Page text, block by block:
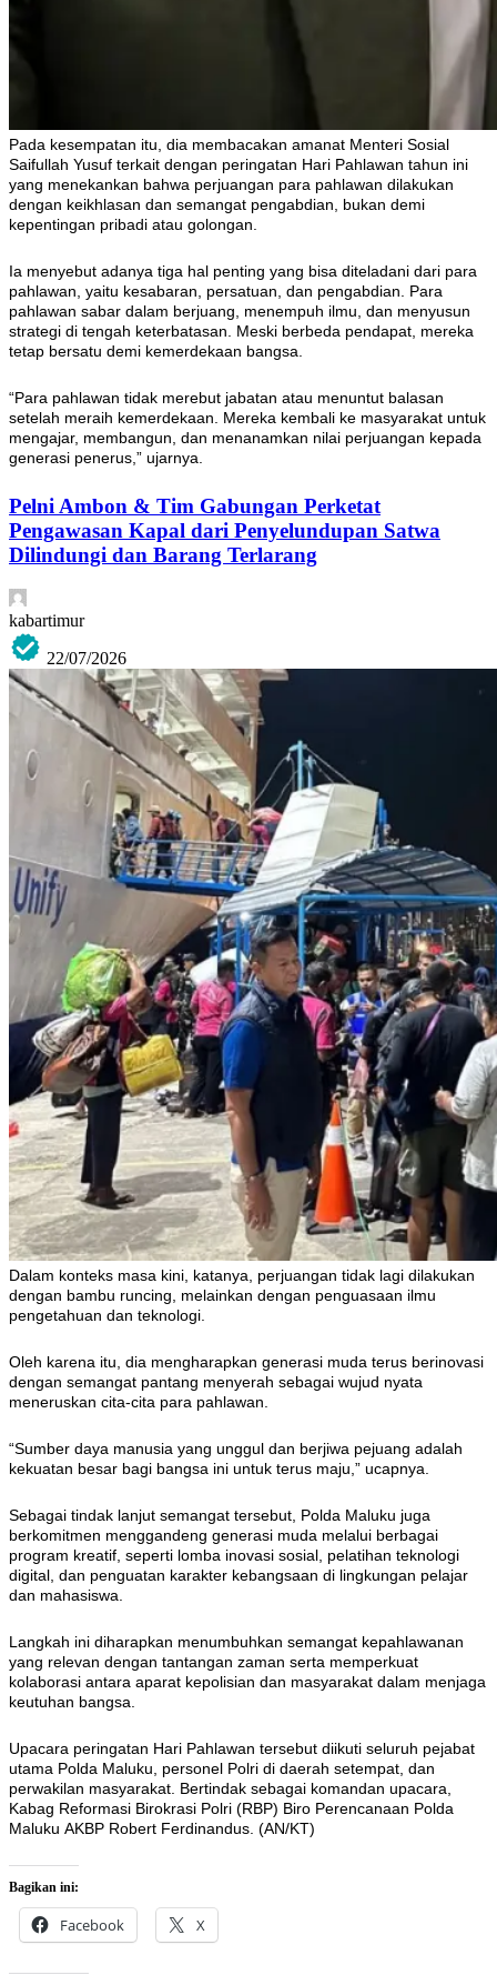
Pada kesempatan itu, dia membacakan amanat Menteri Sosial
Saifullah Yusuf terkait dengan peringatan Hari Pahlawan tahun ini
yang menekankan bahwa perjuangan para pahlawan dilakukan
dengan keikhlasan dan semangat pengabdian, bukan demi
kepentingan pribadi atau golongan.
Ia menyebut adanya tiga hal penting yang bisa diteladani dari para
pahlawan, yaitu kesabaran, persatuan, dan pengabdian. Para
pahlawan sabar dalam berjuang, menempuh ilmu, dan menyusun
strategi di tengah keterbatasan. Meski berbeda pendapat, mereka
tetap bersatu demi kemerdekaan bangsa.
“Para pahlawan tidak merebut jabatan atau menuntut balasan
setelah meraih kemerdekaan. Mereka kembali ke masyarakat untuk
mengajar, membangun, dan menanamkan nilai perjuangan kepada
generasi penerus,” ujarnya.
Pelni Ambon & Tim Gabungan Perketat
Pengawasan Kapal dari Penyelundupan Satwa
Dilindungi dan Barang Terlarang
kabartimur
22/07/2026
Dalam konteks masa kini, katanya, perjuangan tidak lagi dilakukan
dengan bambu runcing, melainkan dengan penguasaan ilmu
pengetahuan dan teknologi.
Oleh karena itu, dia mengharapkan generasi muda terus berinovasi
dengan semangat pantang menyerah sebagai wujud nyata
meneruskan cita-cita para pahlawan.
“Sumber daya manusia yang unggul dan berjiwa pejuang adalah
kekuatan besar bagi bangsa ini untuk terus maju,” ucapnya.
Sebagai tindak lanjut semangat tersebut, Polda Maluku juga
berkomitmen menggandeng generasi muda melalui berbagai
program kreatif, seperti lomba inovasi sosial, pelatihan teknologi
digital, dan penguatan karakter kebangsaan di lingkungan pelajar
dan mahasiswa.
Langkah ini diharapkan menumbuhkan semangat kepahlawanan
yang relevan dengan tantangan zaman serta memperkuat
kolaborasi antara aparat kepolisian dan masyarakat dalam menjaga
keutuhan bangsa.
Upacara peringatan Hari Pahlawan tersebut diikuti seluruh pejabat
utama Polda Maluku, personel Polri di daerah setempat, dan
perwakilan masyarakat. Bertindak sebagai komandan upacara,
Kabag Reformasi Birokrasi Polri (RBP) Biro Perencanaan Polda
Maluku AKBP Robert Ferdinandus. (AN/KT)
Bagikan ini:
Facebook X